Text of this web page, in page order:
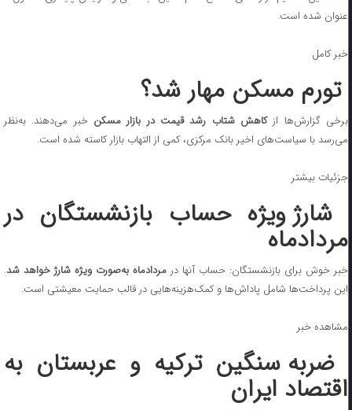
عنوان شده است.
خبر کامل
تورم مسکن مهار شد؟
برخی گزارش‌ها از کاهش شتاب رشد قیمت در بازار مسکنخبر می‌دهند. به‌نظر
می‌رسد با سیاست‌های اخیر بانک مرکزی، کمی از التهاب بازار کاسته شده است.
جزئیات بیشتر
شارژ ویژه حساب بازنشستگان در
مردادماه
خبر خوش برای بازنشستگان: حساب آنها در مردادماه به‌صورت ویژه شارژ خواهد شد.
این پرداخت‌ها شامل پاداش‌ها و کمک‌هزینه‌هایی در قالب حمایت معیشتی است.
مشاهده خبر
ضربه سنگین ترکیه و عربستان به
اقتصاد ایران